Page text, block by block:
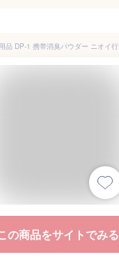
の商品をサイトでみる